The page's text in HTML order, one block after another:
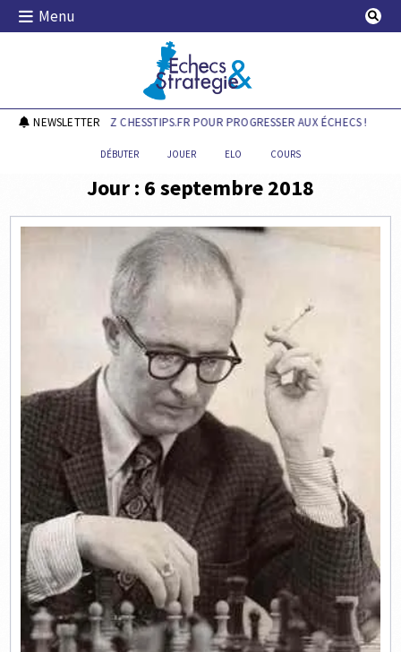
Skip
Menu
Echecs & Stratégie
NEWSLETTER
DÉCOUVREZ CHESSTIPS.FR POUR PROGRESSER AUX ÉCHECS !
DÉBUTER JOUER ELO COURS
Jour : 6 septembre 2018